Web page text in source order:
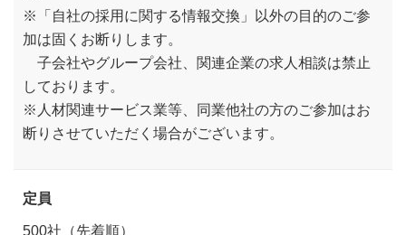
※「自社の採用に関する情報交換」以外の目的のご参
加は固くお断りします。
子会社やグループ会社、関連企業の求人相談は禁止
しております。
※人材関連サービス業等、同業他社の方のご参加はお
断りさせていただく場合がございます。
定員
500社（先着順）